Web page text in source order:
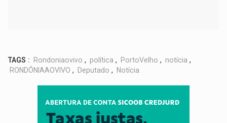
TAGS : Rondoniaovivo , política , PortoVelho , notícia ,
RONDÔNIAAOVIVO , Deputado , Notícia